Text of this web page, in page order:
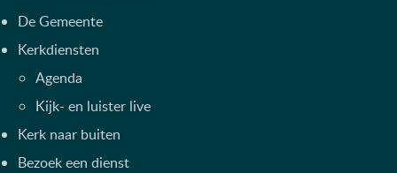
De Gemeente
Kerkdiensten
Agenda
Kijk- en luister live
Kerk naar buiten
Bezoek een dienst